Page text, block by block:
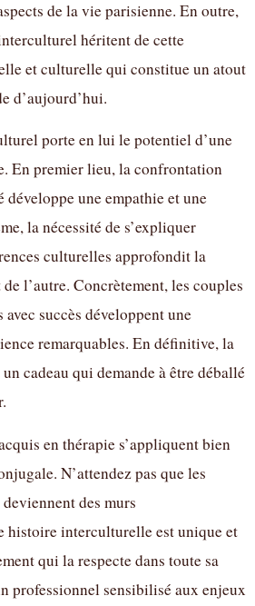
de la vie parisienne. En outre,
héritent de cette
et culturelle qui constitue un atout
d’aujourd’hui.
porte en lui le potentiel d’une
En premier lieu, la confrontation
une empathie et une
la nécessité de s’expliquer
culturelles approfondit la
l’autre. Concrètement, les couples
succès développent une
remarquables. En définitive, la
cadeau qui demande à être déballé
en thérapie s’appliquent bien
N’attendez pas que les
des murs
histoire interculturelle est unique et
qui la respecte dans toute sa
professionnel sensibilisé aux enjeux